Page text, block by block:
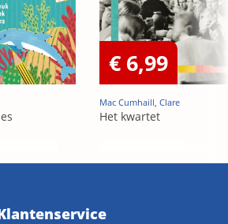
€ 6,99
Mac Cumhaill, Clare
Het kwartet